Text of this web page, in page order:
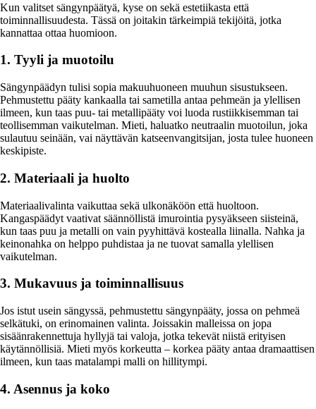
Kun valitset sängynpäätyä, kyse on sekä estetiikasta että
toiminnallisuudesta. Tässä on joitakin tärkeimpiä tekijöitä, jotka
kannattaa ottaa huomioon.
1. Tyyli ja muotoilu
Sängynpäädyn tulisi sopia makuuhuoneen muuhun sisustukseen.
Pehmustettu pääty kankaalla tai sametilla antaa pehmeän ja ylellisen
ilmeen, kun taas puu- tai metallipääty voi luoda rustiikkisemman tai
teollisemman vaikutelman. Mieti, haluatko neutraalin muotoilun, joka
sulautuu seinään, vai näyttävän katseenvangitsijan, josta tulee huoneen
keskipiste.
2. Materiaali ja huolto
Materiaalivalinta vaikuttaa sekä ulkonäköön että huoltoon.
Kangaspäädyt vaativat säännöllistä imurointia pysyäkseen siisteinä,
kun taas puu ja metalli on vain pyyhittävä kostealla liinalla. Nahka ja
keinonahka on helppo puhdistaa ja ne tuovat samalla ylellisen
vaikutelman.
3. Mukavuus ja toiminnallisuus
Jos istut usein sängyssä, pehmustettu sängynpääty, jossa on pehmeä
selkätuki, on erinomainen valinta. Joissakin malleissa on jopa
sisäänrakennettuja hyllyjä tai valoja, jotka tekevät niistä erityisen
käytännöllisiä. Mieti myös korkeutta – korkea pääty antaa dramaattisen
ilmeen, kun taas matalampi malli on hillitympi.
4. Asennus ja koko